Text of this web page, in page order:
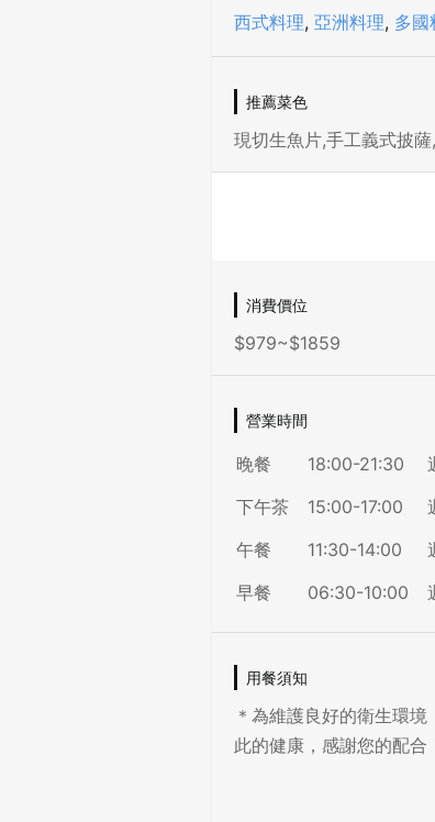
西式料理, 亞洲料理, 多國
推薦菜色
現切生魚片,手工義式披
消費價位
$979~$1859
營業時間
晚餐 18:00-21:30
下午茶
15:00-17:00
午餐
11:30-14:00
早餐
06:30-10:00
用餐須知
＊為維護良好的衛生環
此的健康，感謝您的配合